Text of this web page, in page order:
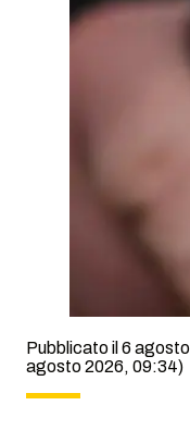
Pubblicato il 6
agosto 2026, 09:34)